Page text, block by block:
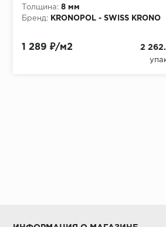
Толщина: 8 мм
Бренд:
KRONOPOL - SWISS KRONO
1 289 ₽/м2 2